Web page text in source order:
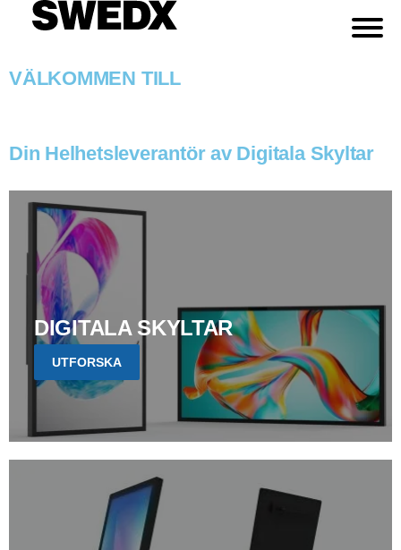
VÄLKOMMEN TILL
Din Helhetsleverantör av Digitala Skyltar
DIGITALA SKYLTAR
UTFORSKA